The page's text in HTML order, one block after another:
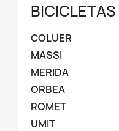
BICICLETAS
COLUER
MASSI
MERIDA
ORBEA
ROMET
UMIT